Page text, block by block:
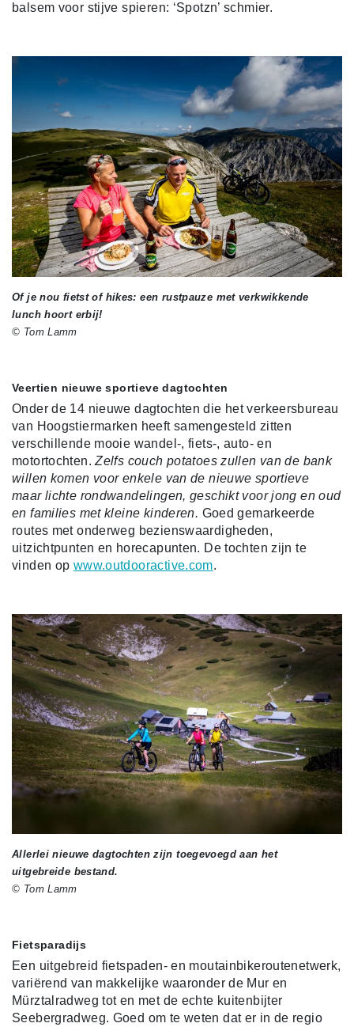
balsem voor stijve spieren: ‘Spotzn’ schmier.
Of je nou fietst of hikes: een rustpauze met verkwikkende
lunch hoort erbij!
© Tom Lamm
Veertien nieuwe sportieve dagtochten
Onder de 14 nieuwe dagtochten die het verkeersbureau
van Hoogstiermarken heeft samengesteld zitten
verschillende mooie wandel-, fiets-, auto- en
motortochten.Zelfs couch potatoes zullen van de bank
willen komen voor enkele van de nieuwe sportieve
maar lichte rondwandelingen, geschikt voor jong en oud
en families met kleine kinderen. Goed gemarkeerde
routes met onderweg bezienswaardigheden,
uitzichtpunten en horecapunten. De tochten zijn te
vinden op www.outdooractive.com.
Allerlei nieuwe dagtochten zijn toegevoegd aan het
uitgebreide bestand.
© Tom Lamm
Fietsparadijs
Een uitgebreid fietspaden- en moutainbikeroutenetwerk,
variërend van makkelijke waaronder de Mur en
Mürztalradweg tot en met de echte kuitenbijter
Seebergradweg. Goed om te weten dat er in de regio